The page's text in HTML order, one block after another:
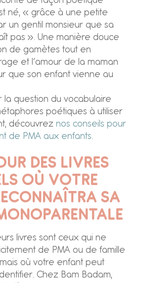
né, « grâce à une petite
un gentil monsieur que sa
pas ». Une manière douce
de gamètes tout en
et l’amour de la maman
que son enfant vienne au
la question du vocabulaire
poétiques à utiliser
découvreznos conseils pour
de PMA aux enfants.
DES LIVRES
OÙ VOTRE
SA
livres sont ceux qui ne
de PMA ou de famille
où votre enfant peut
Chez Bam Badam,